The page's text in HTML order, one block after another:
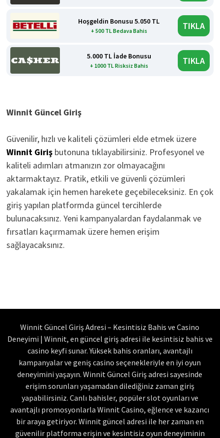
Hoşgeldin Bonusu 5.050 TL
+ 500 TL Bedava Bahis TIKLA
5.000 TL İade Bonusu
+ 1000 TL Risksiz Bahis TIKLA
Winnit Güncel Giriş
Güvenilir, hızlı ve kaliteli çözümleri elde etmek üzere
Winnit Girişbutonuna tıklayabilirsiniz. Profesyonel ve
kaliteli adımları atmanızın zor olmayacağını
aktarmaktayız. Pratik, etkili ve güvenli çözümleri
yakalamak için hemen harekete geçebileceksiniz. En çok
giriş yapılan platformda güncel tercihlerde
bulunacaksınız. Yeni kampanyalardan faydalanmak ve
fırsatları kaçırmamak üzere hemen erişim
sağlayacaksınız.
Winnit Güncel Giriş Adresi – Kesintisiz Bahis ve Casino
Deneyimi | Winnit, en güncel giriş adresi ile kesintisiz bahis ve
casino keyfi sunar. Yüksek bahis oranları, avantajlı
kampanyalar ve geniş casino seçenekleriyle en iyi oyun
deneyimini yaşayın. Winnit Güncel Giriş adresi sayesinde
erişim sorunları yaşamadan dilediğiniz zaman giriş
yapabilirsiniz. Canlı bahisler, popüler slot oyunları ve
avantajlı promosyonlarla Winnit Casino, eğlence ve kazancı
bir araya getiriyor. Winnit güncel adresi ile her zaman en
güvenilir platforma erişin ve kesintisiz oyun deneyiminin